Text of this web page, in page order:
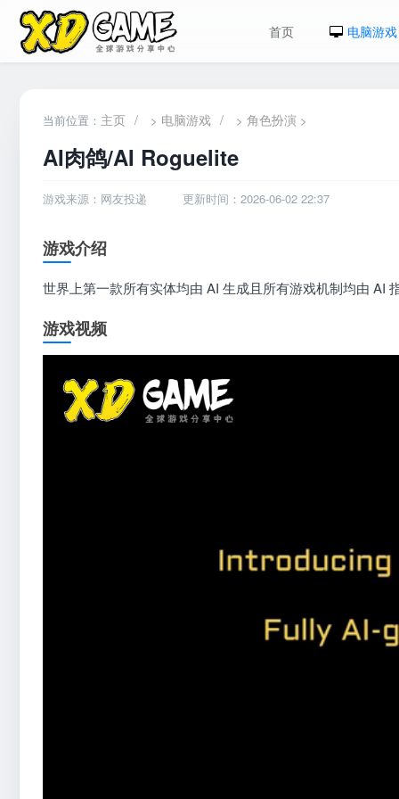
首页 电脑游戏
当前位置： 主页 / > 电脑游戏 / > 角色扮演 >
AI肉鸽/AI Roguelite
游戏来源：网友投递 更新时间：2026-06-02 22:37
游戏介绍
世界上第一款所有实体均由 AI 生成且所有游戏机制均由 AI
游戏视频